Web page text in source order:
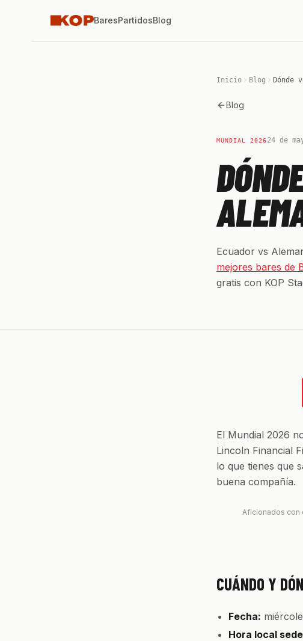
BaresPartidosBlog
Inicio Blog
Blog
MUNDIAL 202624 de
Ecuador vs
mejores bares de
gratis con KOP
El Mundial 2026
Lincoln Financial
lo que tienes que
buena compañía.
Aficionados con
CUÁNDO Y
Fecha:
Hora local